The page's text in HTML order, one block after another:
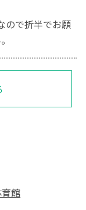
ので折半でお願
館